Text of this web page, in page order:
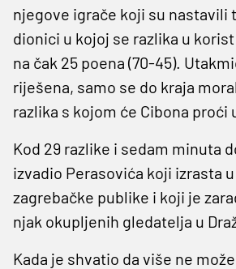
njegove igrače koji su nastavili
dionici u kojoj se razlika u
na čak 25 poena (70-45).
riješena, samo se do kraja
razlika s kojom će Cibona proći
Kod 29 razlike i sedam minuta
izvadio Perasovića koji izrasta
zagrebačke publike i koji je
njak okupljenih gledatelja u
Kada je shvatio da više ne